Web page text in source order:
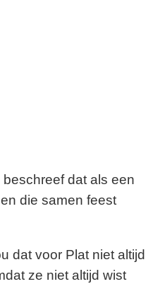
dat als een
die samen feest
dat voor Plat niet altijd
ze niet altijd wist